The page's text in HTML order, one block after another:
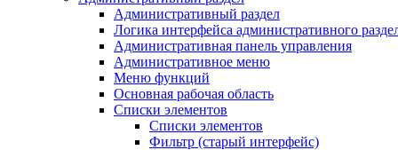
Административный раздел
Логика интерфейса административного
Административная панель управления
Административное меню
Меню функций
Основная рабочая область
Списки элементов
Списки элементов
Фильтр (старый интерфейс)